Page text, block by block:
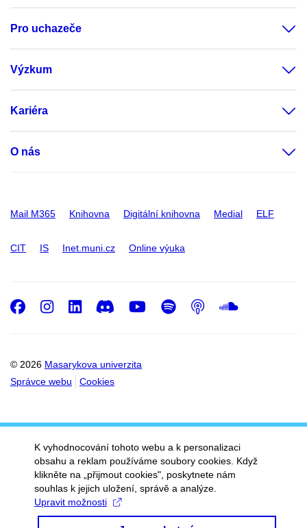
Pro uchazeče
Výzkum
Kariéra
O nás
Mail M365 Knihovna Digitální knihovna Medial ELF
CIT IS Inet.muni.cz Online výuka
© 2026 Masarykova univerzita
Správce webu
Cookies
Facebook
Instagram
LinkedIn
DiscordYoutube
Spotify
Podcast
K vyhodnocování tohoto webu a k personalizaci
obsahu a reklam používáme soubory cookies. Když
klikněte na „přijmout cookies", poskytnete nám
souhlas k jejich uložení, správě a analýze.
Upravit možnosti